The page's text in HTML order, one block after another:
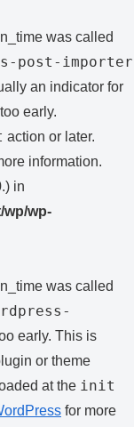
was called
post-importer
an indicator for
early.
action or later.
information.
in
wp/wp-
was called
early. This is
or theme
at the init
for more